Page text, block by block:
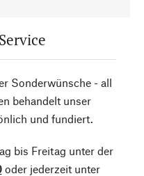
Sonderwünsche - all
behandelt unser
und fundiert.
bis Freitag unter der
oder jederzeit unter